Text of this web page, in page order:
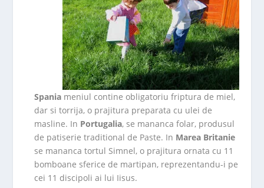
Spania meniul contine obligatoriu friptura de miel,
dar si torrija, o prajitura preparata cu ulei de
masline. In Portugalia, se mananca folar, produsul
de patiserie traditional de Paste. In Marea Britanie
se mananca tortul Simnel, o prajitura ornata cu 11
bomboane sferice de martipan, reprezentandu-i pe
cei 11 discipoli ai lui Iisus.